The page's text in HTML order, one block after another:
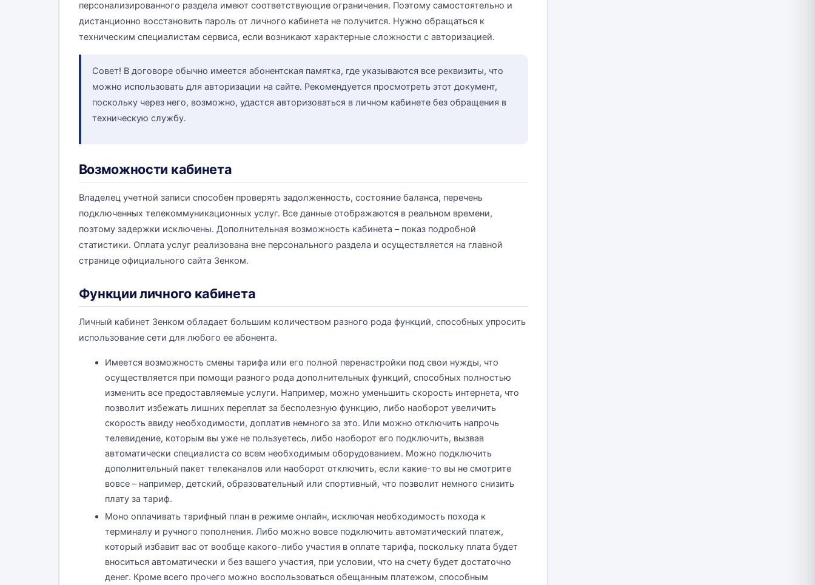
персонализированного раздела имеют соответствующие ограничения. Поэтому самостоятельно и
дистанционно восстановить пароль от личного кабинета не получится. Нужно обращаться к
техническим специалистам сервиса, если возникают характерные сложности с авторизацией.
Совет! В договоре обычно имеется абонентская памятка, где указываются все реквизиты, что
можно использовать для авторизации на сайте. Рекомендуется просмотреть этот документ,
поскольку через него, возможно, удастся авторизоваться в личном кабинете без обращения в
техническую службу.
Возможности кабинета
Владелец учетной записи способен проверять задолженность, состояние баланса, перечень
подключенных телекоммуникационных услуг. Все данные отображаются в реальном времени,
поэтому задержки исключены. Дополнительная возможность кабинета – показ подробной
статистики. Оплата услуг реализована вне персонального раздела и осуществляется на главной
странице официального сайта Зенком.
Функции личного кабинета
Личный кабинет Зенком обладает большим количеством разного рода функций, способных упросить
использование сети для любого ее абонента.
Имеется возможность смены тарифа или его полной перенастройки под свои нужды, что
осуществляется при помощи разного рода дополнительных функций, способных полностью
изменить все предоставляемые услуги. Например, можно уменьшить скорость интернета, что
позволит избежать лишних переплат за бесполезную функцию, либо наоборот увеличить
скорость ввиду необходимости, доплатив немного за это. Или можно отключить напрочь
телевидение, которым вы уже не пользуетесь, либо наоборот его подключить, вызвав
автоматически специалиста со всем необходимым оборудованием. Можно подключить
дополнительный пакет телеканалов или наоборот отключить, если какие-то вы не смотрите
вовсе – например, детский, образовательный или спортивный, что позволит немного снизить
плату за тариф.
Моно оплачивать тарифный план в режиме онлайн, исключая необходимость похода к
терминалу и ручного пополнения. Либо можно вовсе подключить автоматический платеж,
который избавит вас от вообще какого-либо участия в оплате тарифа, поскольку плата будет
вноситься автоматически и без вашего участия, при условии, что на счету будет достаточно
денег. Кроме всего прочего можно воспользоваться обещанным платежом, способным